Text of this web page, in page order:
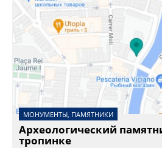
МОНУМЕНТЫ, ПАМЯТНИКИ
Археологический
тропинке